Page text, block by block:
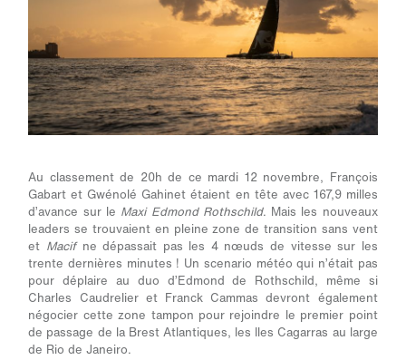
Au classement de 20h de ce mardi 12 novembre, François
Gabart et Gwénolé Gahinet étaient en tête avec 167,9 milles
d’avance sur le Maxi Edmond Rothschild. Mais les nouveaux
leaders se trouvaient en pleine zone de transition sans vent
et Macifne dépassait pas les 4 nœuds de vitesse sur les
trente dernières minutes ! Un scenario météo qui n’était pas
pour déplaire au duo d’Edmond de Rothschild, même si
Charles Caudrelier et Franck Cammas devront également
négocier cette zone tampon pour rejoindre le premier point
de passage de la Brest Atlantiques, les Iles Cagarras au large
de Rio de Janeiro.